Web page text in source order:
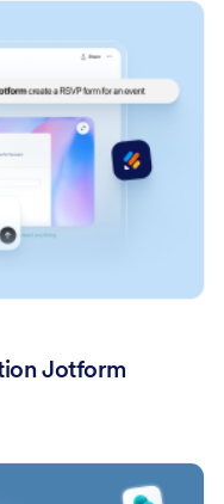
Jotform